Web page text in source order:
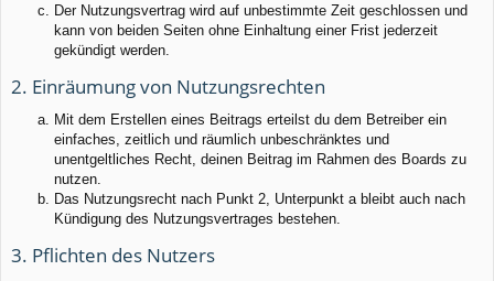
Der Nutzungsvertrag wird auf unbestimmte Zeit geschlossen und
kann von beiden Seiten ohne Einhaltung einer Frist jederzeit
gekündigt werden.
2. Einräumung von Nutzungsrechten
Mit dem Erstellen eines Beitrags erteilst du dem Betreiber ein
einfaches, zeitlich und räumlich unbeschränktes und
unentgeltliches Recht, deinen Beitrag im Rahmen des Boards zu
nutzen.
Das Nutzungsrecht nach Punkt 2, Unterpunkt a bleibt auch nach
Kündigung des Nutzungsvertrages bestehen.
3. Pflichten des Nutzers